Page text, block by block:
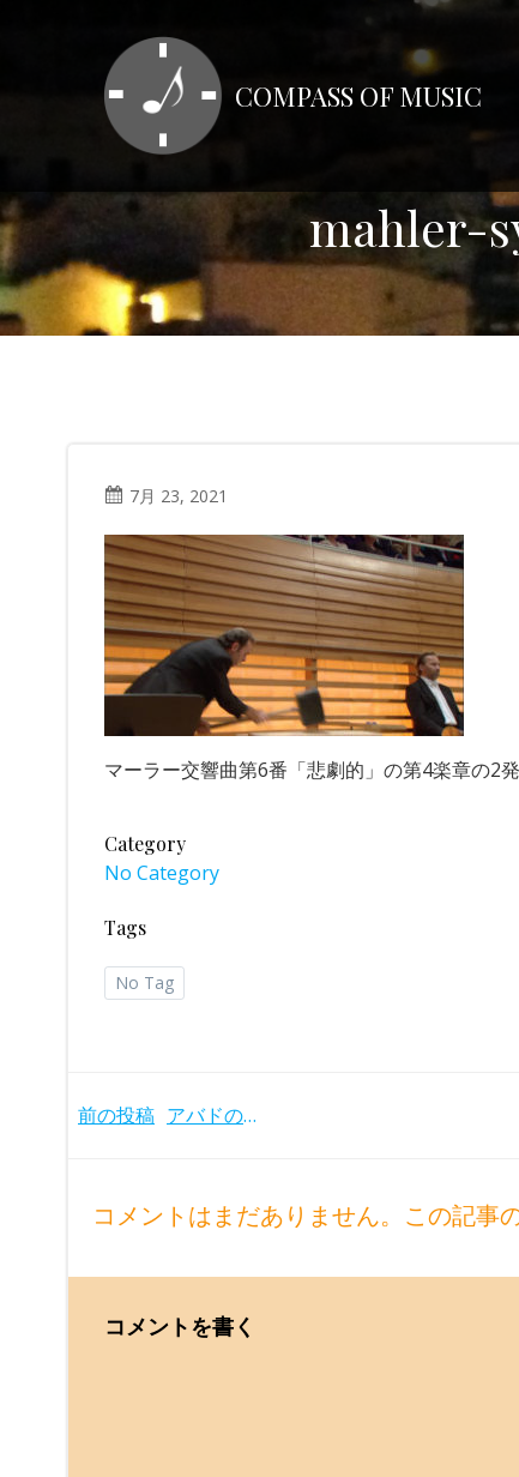
キ
ッ
プ
COMPASS OF MUSIC
mahler-
7月 23, 2021
マーラー交響曲第6番「悲劇的」の第4楽章の2
Category
No Category
Tags
No Tag
Post
前の投稿 アバドの境地 ルツェルン祝祭管とのマーラー交響曲集(2003-10年)
コメントはまだありません。この記事
コメントを書く